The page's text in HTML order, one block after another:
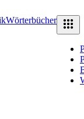
Wörterbücher